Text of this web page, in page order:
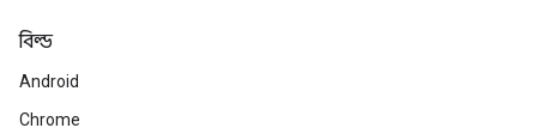
বিল্ড
Android
Chrome